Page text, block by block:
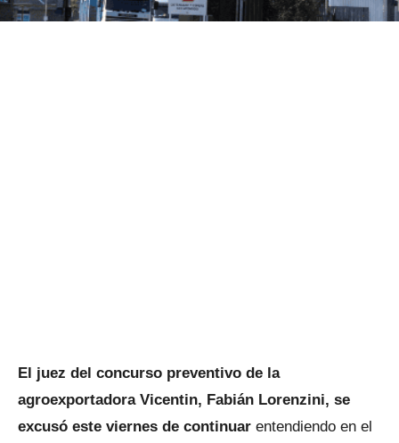
El juez del concurso preventivo de la
agroexportadora Vicentin, Fabián Lorenzini, se
excusó este viernes de continuar entendiendo en el